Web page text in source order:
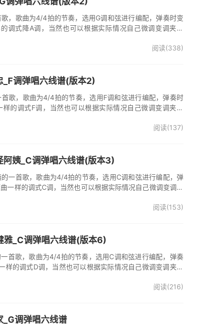
，歌曲为4/4拍的节奏，选用G调和弦进行编配，弹奏时变
调式降A调，当然也可以根据实际情况自己微调变调夹品
阅读(338)
_F调弹唱六线谱(版本2)
歌，歌曲为4/4拍的节奏，选用F调和弦进行编配，弹奏时
的调式F调，当然也可以根据实际情况自己微调变调夹品
歌曲。本吉他谱根据原版F调指法编配，完整的前奏、间奏
阅读(137)
阿姨_C调弹唱六线谱(版本3)
一首歌，歌曲为4/4拍的节奏，选用C调和弦进行编配，弹
一样的调式C调，当然也可以根据实际情况自己微调变调夹
原版吉他谱，完整的前奏、间奏、尾奏solo编配，精编完美
阅读(153)
_C调弹唱六线谱(版本6)
首歌，歌曲为4/4拍的节奏，选用C调和弦进行编配，弹奏
样的调式D调，当然也可以根据实际情况自己微调变调夹品
阅读(216)
_G调弹唱六线谱